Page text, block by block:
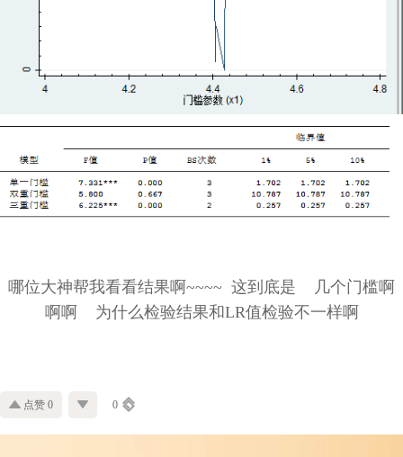
哪位大神帮我看看结果啊~~~~ 这到底是 几个门槛啊
啊啊 为什么检验结果和LR值检验不一样啊
点赞 0 0